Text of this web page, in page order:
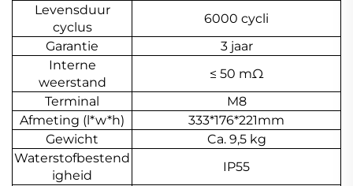
Levensduur
cyclus
6000 cycli
Garantie
3 jaar
Interne
weerstand
≤ 50 mΩ
Terminal
M8
Afmeting (l*w*h)
333*176*221mm
Gewicht
Ca. 9,5 kg
Waterstofbestend
igheid
IP55